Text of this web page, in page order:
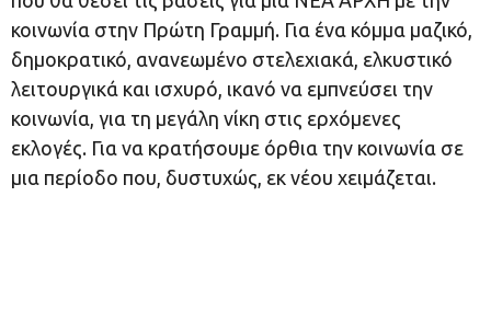
κοινωνία στην Πρώτη Γραμμή. Για ένα κόμμα μαζικό,
δημοκρατικό, ανανεωμένο στελεχιακά, ελκυστικό
λειτουργικά και ισχυρό, ικανό να εμπνεύσει την
κοινωνία, για τη μεγάλη νίκη στις ερχόμενες
εκλογές. Για να κρατήσουμε όρθια την κοινωνία σε
μια περίοδο που, δυστυχώς, εκ νέου χειμάζεται.